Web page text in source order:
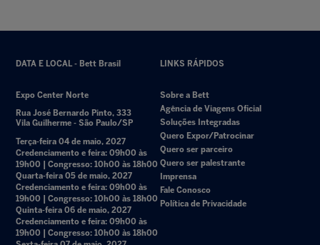
DATA E LOCAL - Bett Brasil
Expo Center Norte
Rua José Bernardo Pinto, 333
Vila Guilherme - São Paulo/SP
Terça-feira 04 de maio, 2027
Credenciamento e feira: 09h00 às
19h00 | Congresso: 10h00 às 18h00
Quarta-feira 05 de maio, 2027
Credenciamento e feira: 09h00 às
19h00 | Congresso: 10h00 às 18h00
Quinta-feira 06 de maio, 2027
Credenciamento e feira: 09h00 às
19h00 | Congresso: 10h00 às 18h00
LINKS RÁPIDOS
Sobre a Bett
Agência de Viagens Oficial
Soluções Integradas
Quero Expor/Patrocinar
Quero ser parceiro
Quero ser palestrante
Imprensa
Fale Conosco
Política de Privacidade